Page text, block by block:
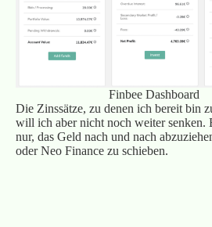
Finbee Dashboard
Die Zinssätze, zu denen ich bereit bin
will ich aber nicht noch weiter senken.
nur, das Geld nach und nach
oder Neo Finance zu schieben.